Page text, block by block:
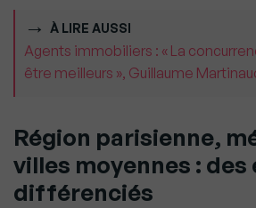
À LIRE AUSSI
Agents immobiliers : « La
être meilleurs », Guillaume
Région parisienne,
villes moyennes :
différenciés